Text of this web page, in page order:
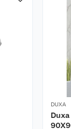
DUXA